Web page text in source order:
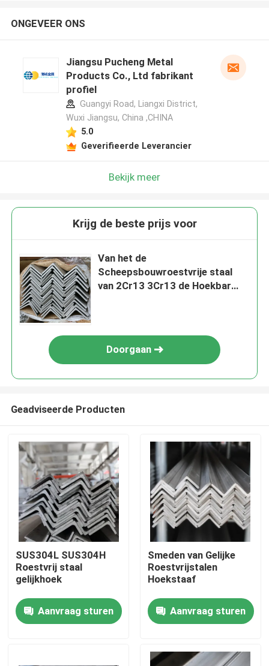
Huis
Producten
Videos
ONGEVEER ONS
Jiangsu Pucheng Metal
Products Co., Ltd fabrikant
profiel
Guangyi Road, Liangxi District,
Wuxi Jiangsu, China ,CHINA
5.0
Geverifieerde Leverancier
Bekijk meer
Krijg de beste prijs voor
Van het de
Scheepsbouwroestvrije staal
van 2Cr13 3Cr13 de Hoekbar
Doorgaan
Geadviseerde Producten
SUS304L SUS304H
Roestvrij staal
gelijkhoek
Aanvraag sturen
Smeden van Gelijke
Roestvrijstalen
Hoekstaaf
Aanvraag sturen